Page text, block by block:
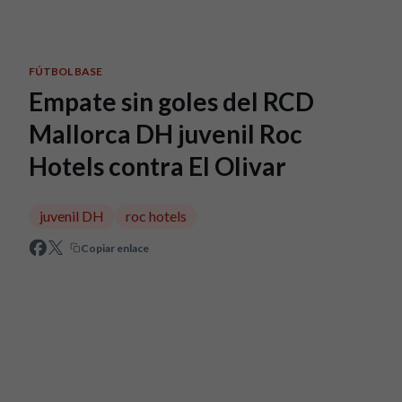
FÚTBOL BASE
Empate sin goles del RCD
Mallorca DH juvenil Roc
Hotels contra El Olivar
juvenil DH roc hotels
Copiar enlace